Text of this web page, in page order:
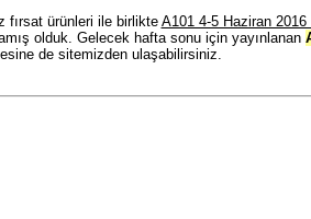
fırsat ürünleri ile birlikte A101 4-5 Haziran 2016
olduk. Gelecek hafta sonu için yayınlanan
de sitemizden ulaşabilirsiniz.